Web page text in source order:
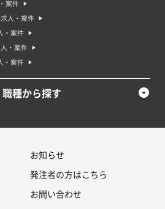
案件
人・案件
・案件
・案件
・案件
種から探す
お知らせ
発注者の方はこちら
お問い合わせ